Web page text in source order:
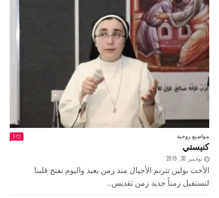
مواضيع روحية 1
كنيستي
نوفمبر 30, 2019
الأخت بولين تترنم الأجيال منذ زمن بعيد واليوم نفتح قلبنا
لنستقبل زمناً جديد زمن تقديس...